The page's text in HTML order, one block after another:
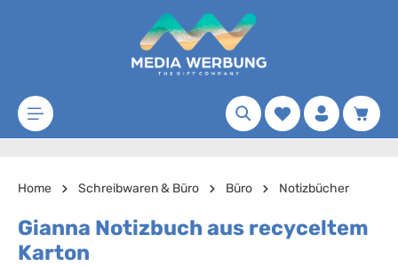
Zum Hauptinhalt springen
Merkzettel
Home Schreibwaren & Büro Büro Notizbücher
Gianna Notizbuch aus recyceltem
Karton